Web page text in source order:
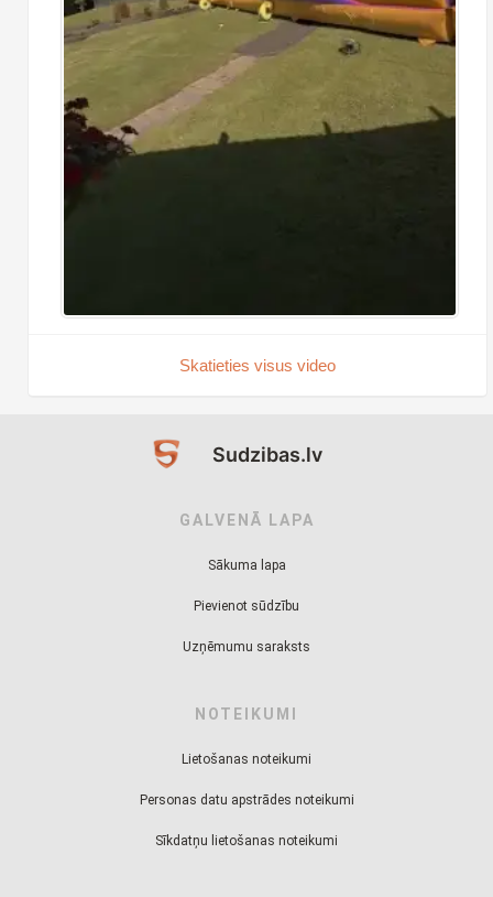
Skatieties visus video
Sudzibas.lv
GALVENĀ LAPA
Sākuma lapa
Pievienot sūdzību
Uzņēmumu saraksts
NOTEIKUMI
Lietošanas noteikumi
Personas datu apstrādes noteikumi
Sīkdatņu lietošanas noteikumi